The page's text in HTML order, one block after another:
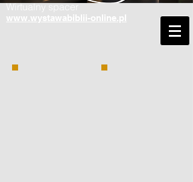
Wirtualny spacer
www.wystawabiblii-online.pl